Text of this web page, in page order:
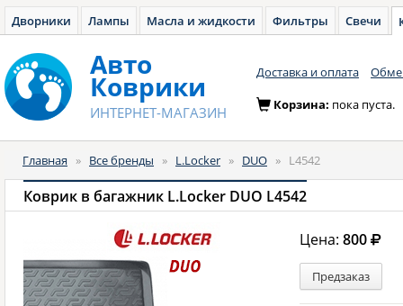
Дворники Лампы Масла и жидкости Фильтры Свечи
Авто
Коврики
ИНТЕРНЕТ-МАГАЗИН
Доставка и оплата
Корзина: пока пуста.
Главная » Все бренды » L.Locker » DUO » L4542
Коврик в багажник L.Locker DUO L4542
Цена:800
Предзаказ